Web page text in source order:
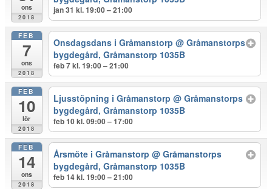
ons
2018
jan 31 kl. 19:00 – 21:00
FEB
7
ons
2018
Onsdagsdans i Gråmanstorp@ Gråmanstorps
bygdegård, Gråmanstorp 1035B
feb 7 kl. 19:00 – 21:00
FEB
10
lör
2018
Ljusstöpning i Gråmanstorp@ Gråmanstorps
bygdegård, Gråmanstorp 1035B
feb 10 kl. 09:00 – 17:00
FEB
14
ons
2018
Årsmöte i Gråmanstorp@ Gråmanstorps
bygdegård, Gråmanstorp 1035B
feb 14 kl. 19:00 – 21:00